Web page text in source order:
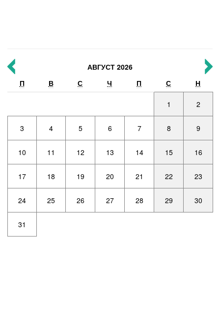
АВГУСТ 2026
П
В С Ч П С Н
1 2
3 4 5 6 7 8 9
10 11 12 13 14 15 16
17 18 19 20 21 22 23
24 25 26 27 28 29 30
31